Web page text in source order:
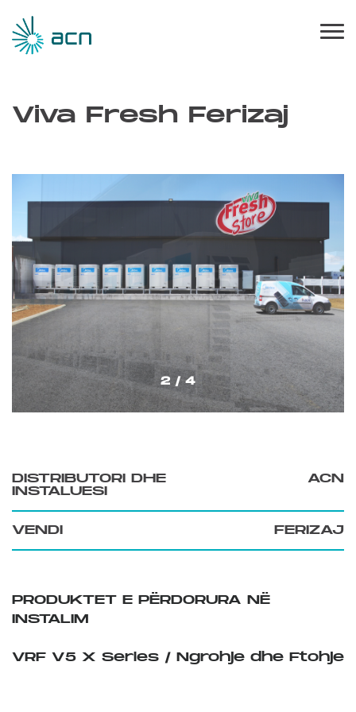
Viva Fresh Ferizaj
2 / 4
DISTRIBUTORI DHE
INSTALUESI
ACN
VENDI FERIZAJ
PRODUKTET E PËRDORURA NË
INSTALIM
VRF V5 X Series / Ngrohje dhe Ftohje